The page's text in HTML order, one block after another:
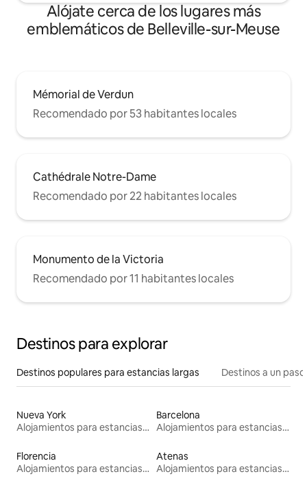
Alójate cerca de los lugares más
emblemáticos de Belleville-sur-Meuse
Mémorial de Verdun
Recomendado por 53 habitantes locales
Cathédrale Notre-Dame
Recomendado por 22 habitantes locales
Monumento de la Victoria
Recomendado por 11 habitantes locales
Destinos para explorar
Destinos populares para estancias largas Destinos a un
Nueva York
Alojamientos para estancias largas
Barcelona
Alojamientos para estancias largas
Florencia
Alojamientos para estancias largas
Atenas
Alojamientos para estancias largas